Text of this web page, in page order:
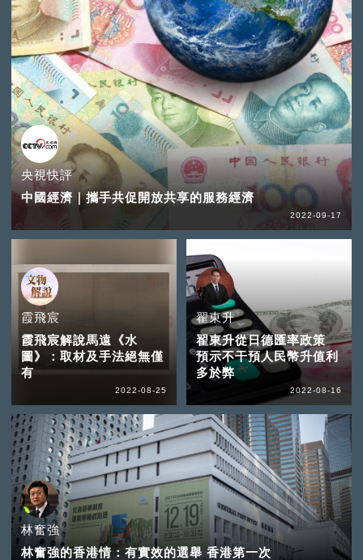
央視快評
中國經濟｜攜手共促開放共享的服務經濟
2022-09-17
霞飛宸
霞飛宸解說馬遠《水
圖》：取材及手法絕無僅
有
2022-08-25
翟東升
翟東升從日德匯率政策
預示不干預人民幣升值利
多於弊
2022-08-16
林奮強
林奮強的香港情：有實效的選舉 香港第一次